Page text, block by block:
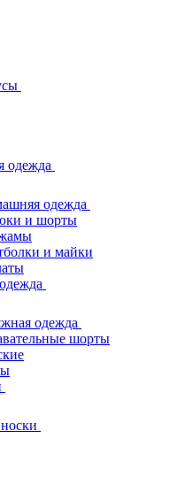
одежда
одежда
и шорты
и майки
одежда
шорты